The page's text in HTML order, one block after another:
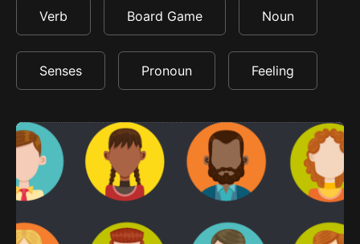
Verb Board Game Noun
Senses Pronoun Feeling